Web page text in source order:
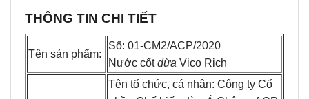
THÔNG TIN CHI TIẾT
Tên sản phẩm:
Số: 01-CM2/ACP/2020
Nước cốtdừa Vico Rich
Tên tổ chức, cá nhân: Công ty Cổ